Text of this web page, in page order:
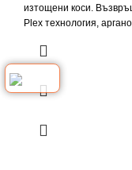
изтощени коси.
Plex технология,